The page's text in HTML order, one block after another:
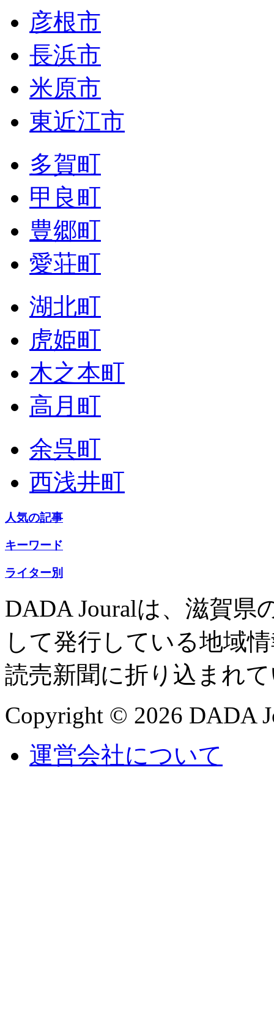
彦根市
長浜市
米原市
東近江市
多賀町
甲良町
豊郷町
愛荘町
湖北町
虎姫町
木之本町
高月町
余呉町
西浅井町
人気の記事
キーワード
ライター別
DADA Jouralは、滋賀県
して発行している地域
読売新聞に折り込まれ
Copyright © 2026 DADA
運営会社について